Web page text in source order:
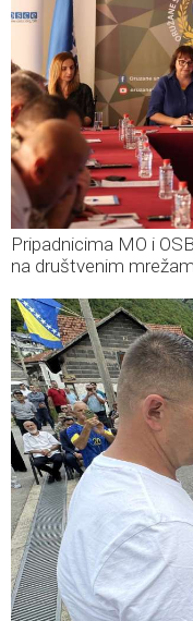
Pripadnicima MO i
na društvenim